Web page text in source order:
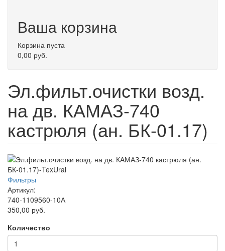
Ваша корзина
Корзина пуста
0,00 руб.
Эл.фильт.очистки возд.
на дв. КАМАЗ-740
кастрюля (ан. БК-01.17)
Фильтры
Артикул:
740-1109560-10А
350,00 руб.
Количество